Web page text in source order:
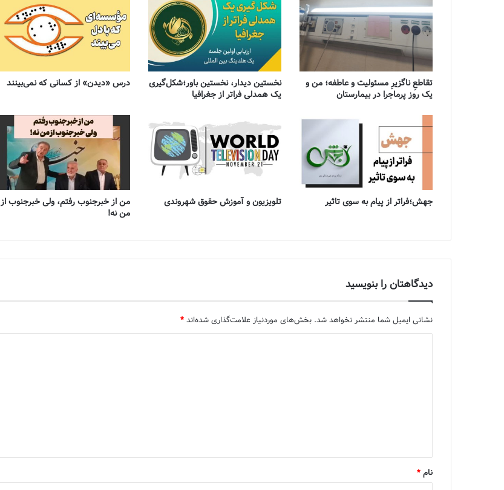
تقاطعِ ناگزیرِ مسئولیت و عاطفه؛ من و
یک روز پرماجرا در بیمارستان
نخستین دیدار، نخستین باور؛شکل‌گیری
یک همدلی فراتر از جغرافیا
درس «دیدن» از کسانی که نمی‌بینند
جهش؛فراتر از پیام به سوی تاثیر تلویزیون و آموزش حقوق شهروندی
من از خبرجنوب رفتم، ولی خبرجنوب از
من نه!
دیدگاهتان را بنویسید
نشانی ایمیل شما منتشر نخواهد شد. بخش‌های موردنیاز علامت‌گذاری شده‌اند*
نام*